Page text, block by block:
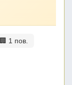
🏢 1 пов.